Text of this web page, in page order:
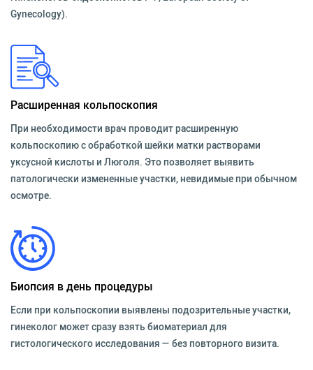
Gynecology).
Расширенная кольпоскопия
При необходимости врач проводит расширенную
кольпоскопию с обработкой шейки матки растворами
уксусной кислоты и Люголя. Это позволяет выявить
патологически измененные участки, невидимые при обычном
осмотре.
Биопсия в день процедуры
Если при кольпоскопии выявлены подозрительные участки,
гинеколог может сразу взять биоматериал для
гистологического исследования — без повторного визита.